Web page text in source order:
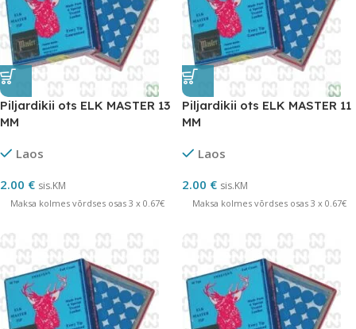
Piljardikii ots ELK MASTER 13
MM
Laos
2.00 € sis.KM
Maksa kolmes võrdses osas 3 x 0.67€
Piljardikii ots ELK MASTER 11
MM
Laos
2.00 € sis.KM
Maksa kolmes võrdses osas 3 x 0.67€